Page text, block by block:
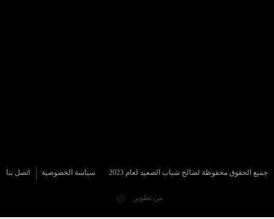
جميع الحقوق محفوظة لصالح شباب الصعيد لعام 2023 سياسة الخصوصية اتصل بنا
من تطوير: